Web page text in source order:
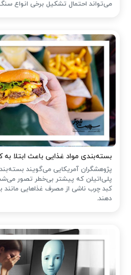
می‌تواند احتمال تشکیل برخی انواع
بسته‌بندی مواد غذایی باعث ابتلا
پژوهشگران آمریکایی می‌گویند
پلی‌اتیلن که پیشتر بی‌خطر تصور
کبد چرب ناشی از مصرف غذاهایی مانند
دهند.